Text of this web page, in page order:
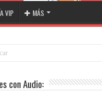
VIP MÁS
con Audio: